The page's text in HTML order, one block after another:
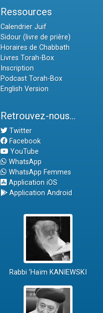
Ressources
Calendrier Juif
Sidour (livre de prière)
Horaires de Chabbath
Livres Torah-Box
Inscription
Podcast Torah-Box
English Version
Retrouvez-nous...
Twitter
Facebook
YouTube
WhatsApp
WhatsApp Femmes
Application iOS
Application Android
Rabbi 'Haïm KANIEWSKI